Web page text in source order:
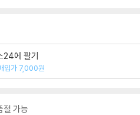
24에 팔기
입가 7,000원
절 가능